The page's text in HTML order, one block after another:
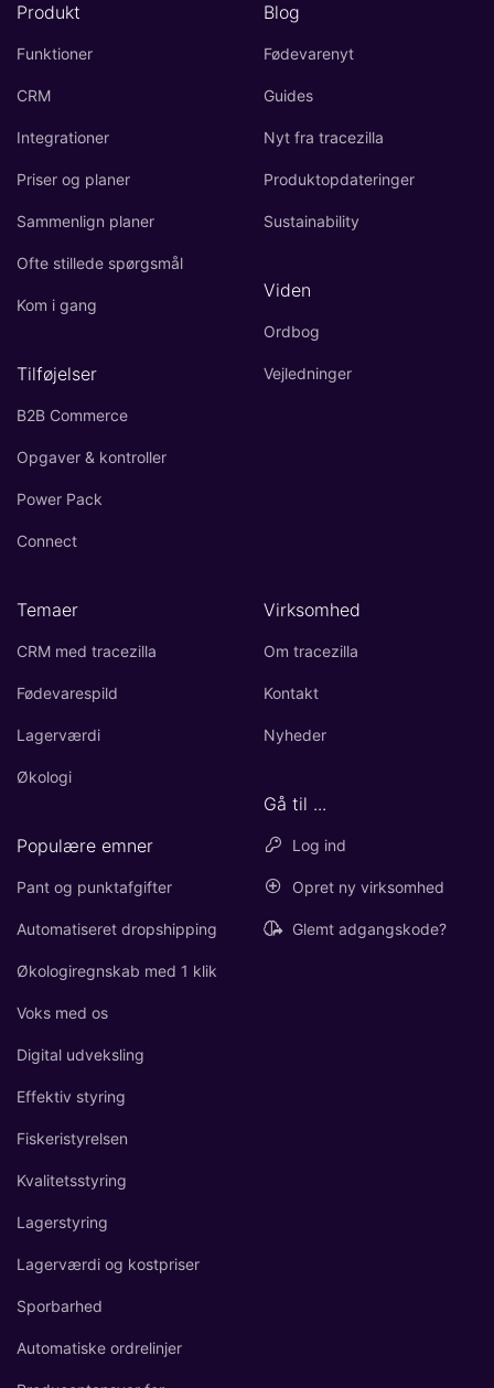
Produkt
Funktioner
CRM
Integrationer
Priser og planer
Sammenlign planer
Ofte stillede spørgsmål
Kom i gang
Tilføjelser
B2B Commerce
Opgaver & kontroller
Power Pack
Connect
Blog
Fødevarenyt
Guides
Nyt fra tracezilla
Produktopdateringer
Sustainability
Viden
Ordbog
Vejledninger
Temaer
CRM med tracezilla
Fødevarespild
Lagerværdi
Økologi
Populære emner
Pant og punktafgifter
Automatiseret dropshipping
Økologiregnskab med 1 klik
Voks med os
Digital udveksling
Effektiv styring
Fiskeristyrelsen
Kvalitetsstyring
Lagerstyring
Lagerværdi og kostpriser
Sporbarhed
Automatiske ordrelinjer
Virksomhed
Om tracezilla
Kontakt
Nyheder
Gå til ...
Log ind
Opret ny virksomhed
Glemt adgangskode?